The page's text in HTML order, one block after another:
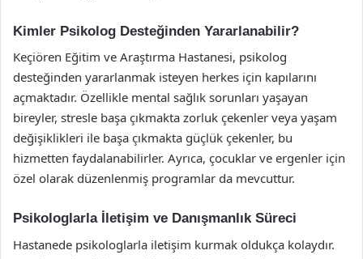
Kimler Psikolog Desteğinden Yararlanabilir?
Keçiören Eğitim ve Araştırma Hastanesi, psikolog
desteğinden yararlanmak isteyen herkes için kapılarını
açmaktadır. Özellikle mental sağlık sorunları yaşayan
bireyler, stresle başa çıkmakta zorluk çekenler veya yaşam
değişiklikleri ile başa çıkmakta güçlük çekenler, bu
hizmetten faydalanabilirler. Ayrıca, çocuklar ve ergenler için
özel olarak düzenlenmiş programlar da mevcuttur.
Psikologlarla İletişim ve Danışmanlık Süreci
Hastanede psikologlarla iletişim kurmak oldukça kolaydır.